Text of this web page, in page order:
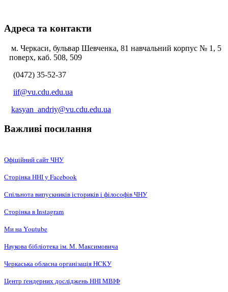
Адреса та контакти
м. Черкаси, бульвар Шевченка, 81 навчальний корпус № 1, 5
поверх, каб. 508, 509
(0472) 35-52-37
iif@vu.cdu.edu.ua
kasyan_andriy@vu.cdu.edu.ua
Важливі посилання
Офіційний сайт ЧНУ
Сторінка ННІ у Facebook
Спільнота випускників істориків і філософів ЧНУ
Сторінка в Instagram
Ми на Youtube
Наукова бібліотека ім. М. Максимовича
Черкаська обласна організація НCКУ
Центр ґендерних досліджень ННІ МВІФ